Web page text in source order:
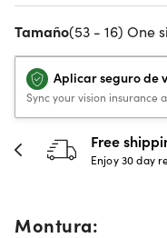
Tamaño(53 - 16) One
Aplicar seguro de
Sync your vision insurance
Free
Enjoy 30 day
Montura: